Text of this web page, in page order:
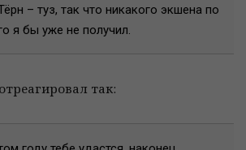
– туз, так что никакого экшена по
я бы уже не получил.
так: